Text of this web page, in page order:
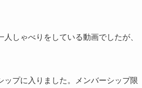
しゃべりをしている動画でしたが、
プに入りました。メンバーシップ限